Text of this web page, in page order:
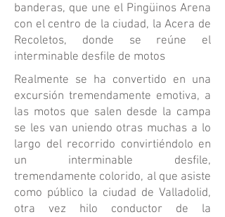
banderas, que une el Pingüinos Arena
con el centro de la ciudad, la Acera de
Recoletos, donde se reúne el
interminable desfile de motos
Realmente se ha convertido en una
excursión tremendamente emotiva, a
las motos que salen desde la campa
se les van uniendo otras muchas a lo
largo del recorrido convirtiéndolo en
un interminable desfile,
tremendamente colorido, al que asiste
como público la ciudad de Valladolid,
otra vez hilo conductor de la